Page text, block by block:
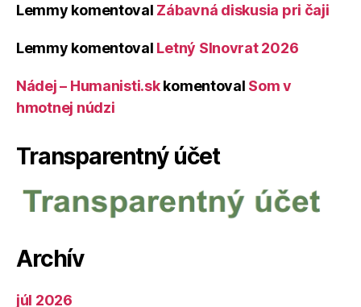
Lemmy komentoval Zábavná diskusia pri čaji
Lemmy komentoval Letný Slnovrat 2026
Nádej – Humanisti.skkomentoval Som v
hmotnej núdzi
Transparentný účet
Archív
júl 2026